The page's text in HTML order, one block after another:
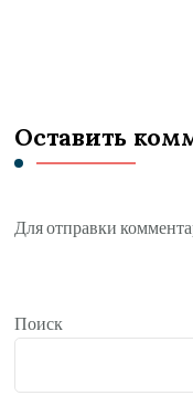
Оставить
Для отправки
Поиск